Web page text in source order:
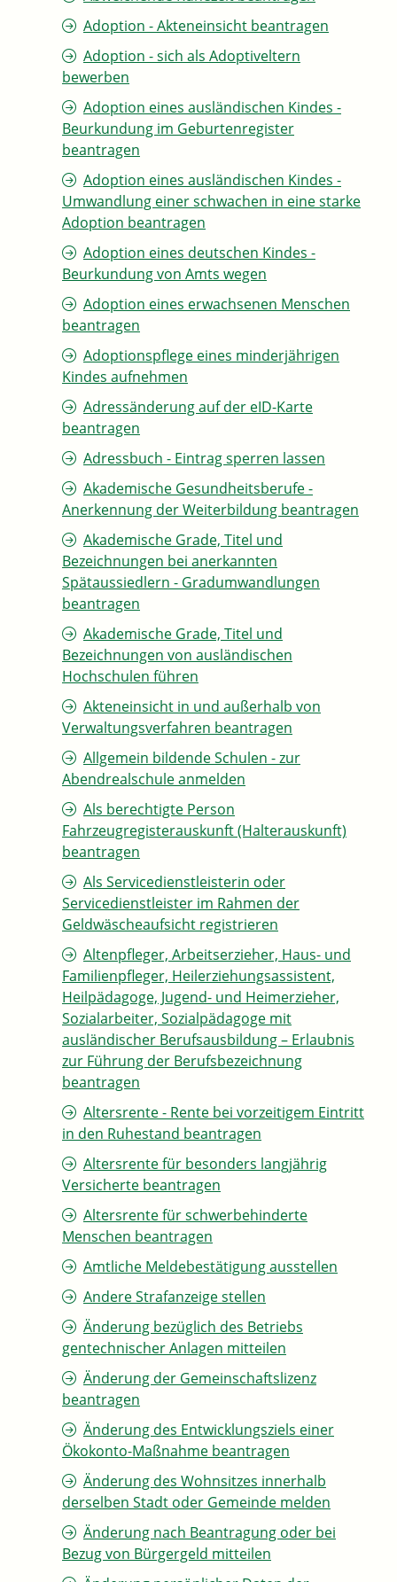
Adoption - Akteneinsicht beantragen
Adoption - sich als Adoptiveltern
bewerben
Adoption eines ausländischen Kindes -
Beurkundung im Geburtenregister
beantragen
Adoption eines ausländischen Kindes -
Umwandlung einer schwachen in eine starke
Adoption beantragen
Adoption eines deutschen Kindes -
Beurkundung von Amts wegen
Adoption eines erwachsenen Menschen
beantragen
Adoptionspflege eines minderjährigen
Kindes aufnehmen
Adressänderung auf der eID-Karte
beantragen
Adressbuch - Eintrag sperren lassen
Akademische Gesundheitsberufe -
Anerkennung der Weiterbildung beantragen
Akademische Grade, Titel und
Bezeichnungen bei anerkannten
Spätaussiedlern - Gradumwandlungen
beantragen
Akademische Grade, Titel und
Bezeichnungen von ausländischen
Hochschulen führen
Akteneinsicht in und außerhalb von
Verwaltungsverfahren beantragen
Allgemein bildende Schulen - zur
Abendrealschule anmelden
Als berechtigte Person
Fahrzeugregisterauskunft (Halterauskunft)
beantragen
Als Servicedienstleisterin oder
Servicedienstleister im Rahmen der
Geldwäscheaufsicht registrieren
Altenpfleger, Arbeitserzieher, Haus- und
Familienpfleger, Heilerziehungsassistent,
Heilpädagoge, Jugend- und Heimerzieher,
Sozialarbeiter, Sozialpädagoge mit
ausländischer Berufsausbildung – Erlaubnis
zur Führung der Berufsbezeichnung
beantragen
Altersrente - Rente bei vorzeitigem Eintritt
in den Ruhestand beantragen
Altersrente für besonders langjährig
Versicherte beantragen
Altersrente für schwerbehinderte
Menschen beantragen
Amtliche Meldebestätigung ausstellen
Andere Strafanzeige stellen
Änderung bezüglich des Betriebs
gentechnischer Anlagen mitteilen
Änderung der Gemeinschaftslizenz
beantragen
Änderung des Entwicklungsziels einer
Ökokonto-Maßnahme beantragen
Änderung des Wohnsitzes innerhalb
derselben Stadt oder Gemeinde melden
Änderung nach Beantragung oder bei
Bezug von Bürgergeld mitteilen